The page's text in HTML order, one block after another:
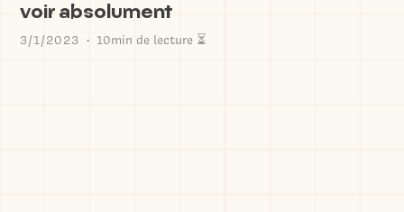
voir absolument
3/1/2023 • 10min de lecture ⏳